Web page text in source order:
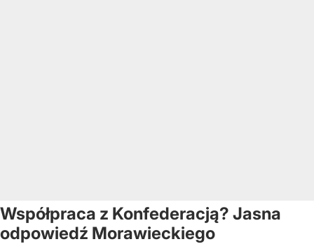
Współpraca z Konfederacją? Jasna
odpowiedź Morawieckiego